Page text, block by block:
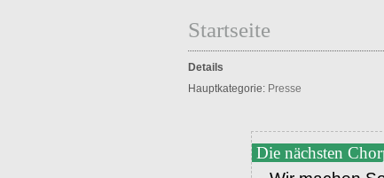
Startseite
Details
Hauptkategorie: Presse
Die nächsten